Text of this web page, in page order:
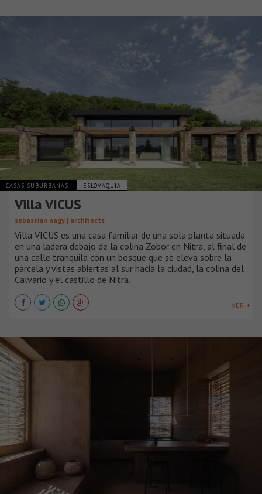
CASAS SUBURBANAS ESLOVAQUIA
Villa VICUS
sebastian nagy | architects
Villa VICUS es una casa familiar de una sola planta situada
en una ladera debajo de la colina Zobor en Nitra, al final de
una calle tranquila con un bosque que se eleva sobre la
parcela y vistas abiertas al sur hacia la ciudad, la colina del
Calvario y el castillo de Nitra.
VER +